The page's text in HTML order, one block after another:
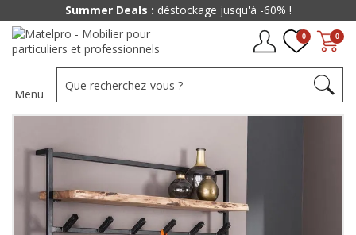
0
0
Menu
Summer Deals : déstockage jusqu'à -60% !